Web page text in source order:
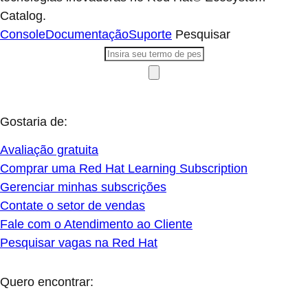
Catalog.
ConsoleDocumentaçãoSuporte Pesquisar
Gostaria de:
Avaliação gratuita
Comprar uma Red Hat Learning Subscription
Gerenciar minhas subscrições
Contate o setor de vendas
Fale com o Atendimento ao Cliente
Pesquisar vagas na Red Hat
Quero encontrar: